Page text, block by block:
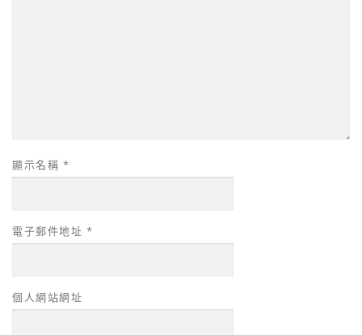
顯示名稱 *
電子郵件地址 *
個人網站網址